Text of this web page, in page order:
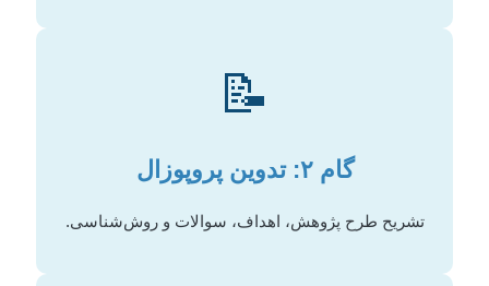
📝
گام ۲: تدوین پروپوزال
تشریح طرح پژوهش، اهداف، سوالات و روش‌شناسی.